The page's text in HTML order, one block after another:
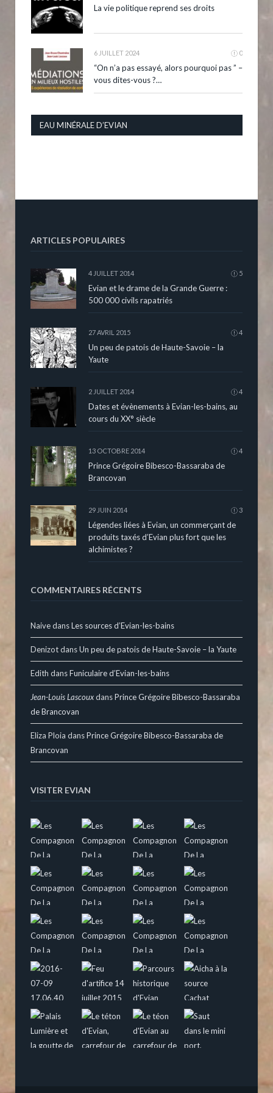
La vie politique reprend ses droits
6 JUILLET 2024 0
“On n’a pas essayé, alors pourquoi pas ” –
vous dites-vous ?…
EAU MINÉRALE D’EVIAN
ARTICLES POPULAIRES
4 JUILLET 2014 5
Evian et le drame de la Grande Guerre :
500 000 civils rapatriés
27 AVRIL 2015 4
Un peu de patois de Haute-Savoie – la
Yaute
2 JUILLET 2014 4
Dates et évènements à Evian-les-bains, au
cours du XX° siècle
13 OCTOBRE 2014 4
Prince Grégoire Bibesco-Bassaraba de
Brancovan
29 JUIN 2014 3
Légendes liées à Evian, un commerçant de
produits taxés d’Evian plus fort que les
alchimistes ?
COMMENTAIRES RÉCENTS
NaivedansLes sources d’Evian-les-bains
DenizotdansUn peu de patois de Haute-Savoie – la Yaute
Edith dansFuniculaire d’Evian-les-bains
Jean-Louis LascouxdansPrince Grégoire Bibesco-Bassaraba
de Brancovan
Eliza Ploia dansPrince Grégoire Bibesco-Bassaraba de
Brancovan
VISITER EVIAN